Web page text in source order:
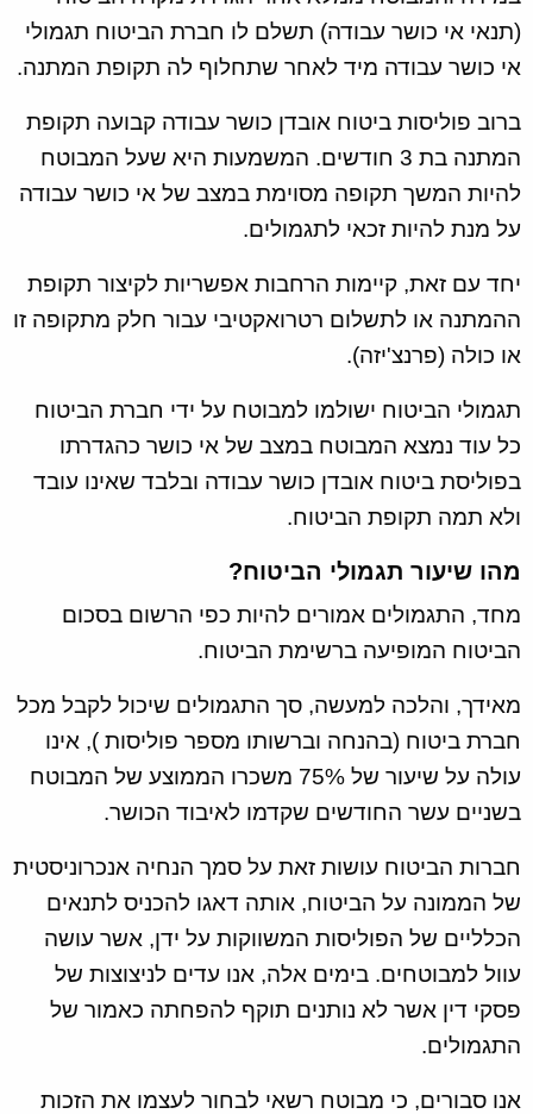
(תנאי אי כושר עבודה) תשלם לו חברת הביטוח תגמולי
אי כושר עבודה מיד לאחר שתחלוף לה תקופת המתנה.
ברוב פוליסות ביטוח אובדן כושר עבודה קבועה תקופת
המתנה בת 3 חודשים. המשמעות היא שעל המבוטח
להיות המשך תקופה מסוימת במצב של אי כושר עבודה
על מנת להיות זכאי לתגמולים.
יחד עם זאת, קיימות הרחבות אפשריות לקיצור תקופת
ההמתנה או לתשלום רטרואקטיבי עבור חלק מתקופה זו
או כולה (פרנצ'יזה).
תגמולי הביטוח ישולמו למבוטח על ידי חברת הביטוח
כל עוד נמצא המבוטח במצב של אי כושר כהגדרתו
בפוליסת ביטוח אובדן כושר עבודה ובלבד שאינו עובד
ולא תמה תקופת הביטוח.
מהו שיעור תגמולי הביטוח?
מחד, התגמולים אמורים להיות כפי הרשום בסכום
הביטוח המופיעה ברשימת הביטוח.
מאידך, והלכה למעשה, סך התגמולים שיכול לקבל מכל
חברת ביטוח (בהנחה וברשותו מספר פוליסות ), אינו
עולה על שיעור של 75% משכרו הממוצע של המבוטח
בשניים עשר החודשים שקדמו לאיבוד הכושר.
חברות הביטוח עושות זאת על סמך הנחיה אנכרוניסטית
של הממונה על הביטוח, אותה דאגו להכניס לתנאים
הכלליים של הפוליסות המשווקות על ידן, אשר עושה
עוול למבוטחים. בימים אלה, אנו עדים לניצוצות של
פסקי דין אשר לא נותנים תוקף להפחתה כאמור של
התגמולים.
אנו סבורים, כי מבוטח רשאי לבחור לעצמו את הזכות